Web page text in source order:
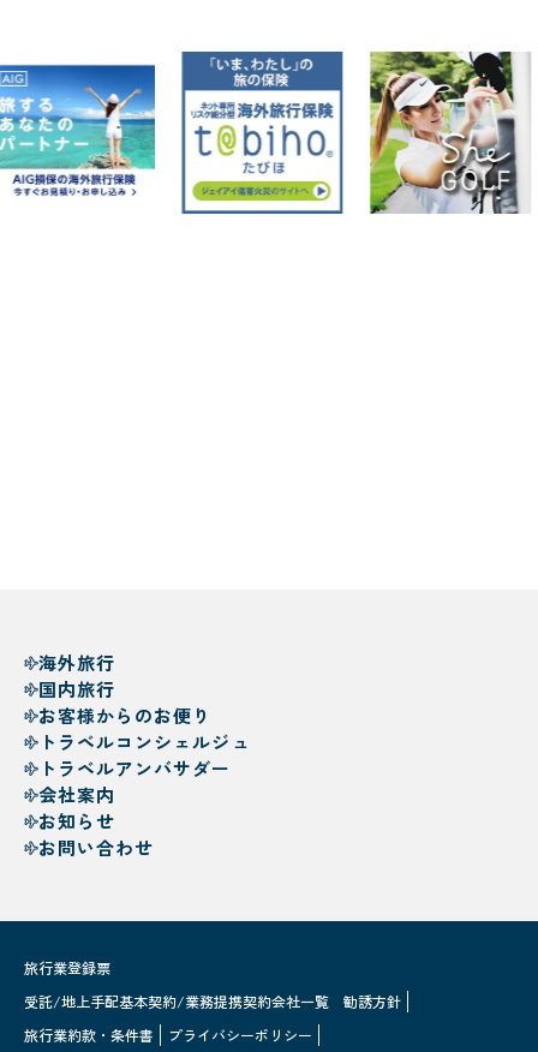
海外旅行
国内旅行
お客様からのお便り
トラベルコンシェルジュ
トラベルアンバサダー
会社案内
お知らせ
お問い合わせ
旅行業登録票
受託/地上手配基本契約/業務提携契約会社一覧
勧誘方針
旅行業約款・条件書
プライバシーポリシー